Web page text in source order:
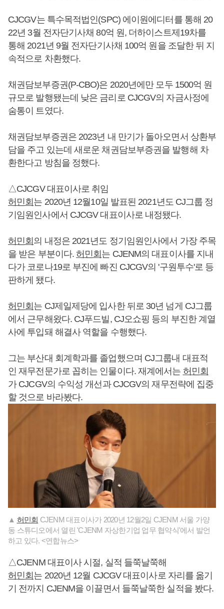
CJCGV는 특수목적법인(SPC) 에이원에디터를 통해 20
22년 3월 전자단기사채 80억 원, 더하이스트제19차를
통해 2021년 9월 전자단기사채 100억 원을 조달한 뒤 지
속적으로 차환했다.
채권담보부증권(P-CBO)은 2020년에만 모두 1500억 원
규모로 발행됐는데 낮은 금리로 CJCGV의 자금사정에
숨통이 트였다.
채권담보부증권은 2023년 내 만기가 돌아오면서 상환부
담을 주고 있는데 새로운 채권담보부증권을 발행해 차
환한다고 방침을 정했다.
△CJCGV 대표이사로 취임
허민회는 2020년 12월10일 발표된 2021년도 CJ그룹 정
기임원인사에서 CJCGV 대표이사로 내정됐다.
허민회의 내정은 2021년도 정기임원인사에서 가장 주목
을 받은 부분이다.허민회는 CJENM의 대표이사를 지내
다가 코로나19로 부진에 빠진 CJCGV의 '구원투수'로 등
판하게 됐다.
허민회는 CJ제일제당에 입사한 뒤로 30년 넘게 CJ그룹
에서 근무해왔다. CJ푸드빌, CJ오쇼핑 등의 부진한 계열
사에 투입돼 해결사 역할을 수행했다.
그는 부산대 회계학과를 졸업했으며 CJ그룹내 대표적
인 재무전문가로 꼽히는 인물이다. 재계에서는 허민회
가 CJCGV의 수익성 개선과 CJCGV의 재무전략에 집중
할 것으로 바라봤다.
▲ 허민회 CJENM 대표이사가 2020년 12월2일 CJENM 서울 가양
동 스튜디오에서 열린 'CJENM 자상한기업 업무 협약식'에서 발언
하고 있다. <연합뉴스>
△CJENM 대표이사 시절, 실적 들쭉날쭉해
허민회는 2020년 12월 CJCGV 대표이사로 자리를 옮기
기 전까지 CJENM을 이끌면서 들쭉날쭉한 실적을 봤다.